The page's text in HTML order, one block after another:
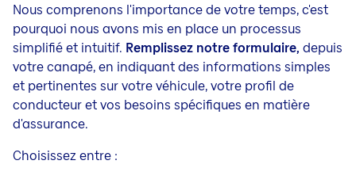
Nous comprenons l'importance de votre temps, c'est
pourquoi nous avons mis en place un processus
simplifié et intuitif. Remplissez notre formulaire, depuis
votre canapé, en indiquant des informations simples
et pertinentes sur votre véhicule, votre profil de
conducteur et vos besoins spécifiques en matière
d'assurance.
Choisissez entre :